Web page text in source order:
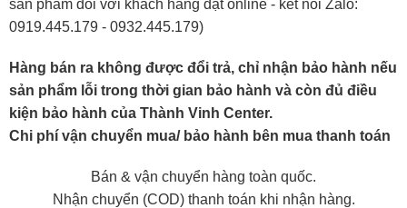
sản phẩm đối với khách hàng đặt online - kết nối Zalo:
0919.445.179 - 0932.445.179)
Hàng bán ra không được đổi trả, chỉ nhận bảo hành nếu
sản phẩm lỗi trong thời gian bảo hành và còn đủ điều
kiện bảo hành của Thành Vinh Center.
Chi phí vận chuyển mua/ bảo hành bên mua thanh toán
Bán & vận chuyển hàng toàn quốc.
Nhận chuyển (COD) thanh toán khi nhận hàng.